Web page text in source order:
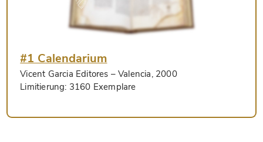
#1 Calendarium
Vicent Garcia Editores – Valencia, 2000
Limitierung: 3160 Exemplare